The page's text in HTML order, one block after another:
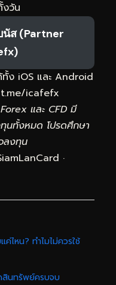
วัน
นัส (Partner
ทั้ง iOS และ Android
t.me/icafefx
และ CFD มี
นทั้งหมด โปรดศึกษา
ลงทุน
·
ไหน? ทำไมไม่ควรใช้
สินทรัพย์ครบจบ